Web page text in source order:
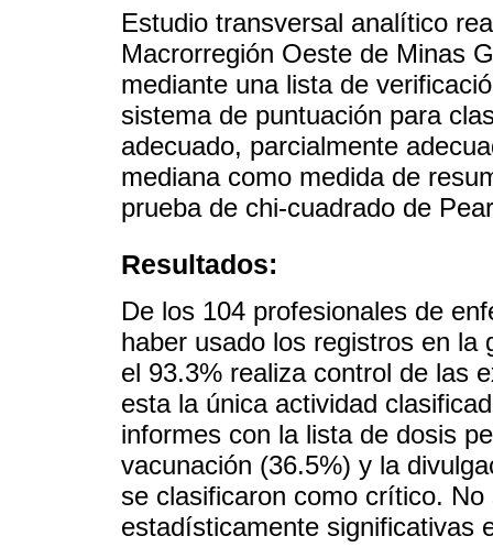
Estudio transversal analítico
Macrorregión Oeste de Minas
mediante una lista de
sistema de puntuación para
adecuado, parcialmente
mediana como medida de
prueba de chi-cuadrado de
Resultados:
De los 104 profesionales de
haber usado los registros en la
el 93.3% realiza control de las
esta la única actividad
informes con la lista de dosis
vacunación (36.5%) y la
se clasificaron como crítico.
estadísticamente significativas